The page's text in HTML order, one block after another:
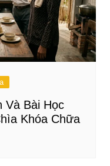
Và Bài Học
Khóa Chữa